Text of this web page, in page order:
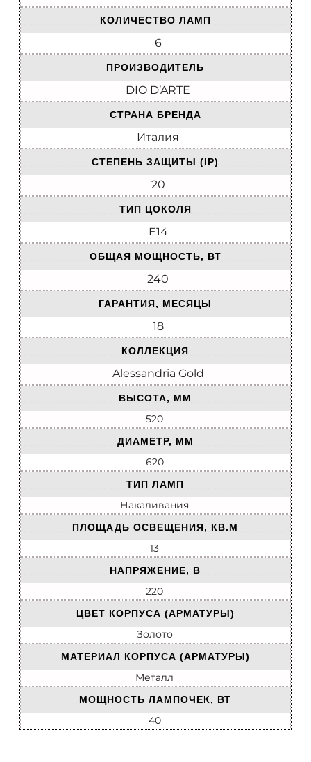
КОЛИЧЕСТВО ЛАМП
6
ПРОИЗВОДИТЕЛЬ
DIO D’ARTE
СТРАНА БРЕНДА
Италия
СТЕПЕНЬ ЗАЩИТЫ (IP)
20
ТИП ЦОКОЛЯ
E14
ОБЩАЯ МОЩНОСТЬ, ВТ
240
ГАРАНТИЯ, МЕСЯЦЫ
18
КОЛЛЕКЦИЯ
Alessandria Gold
ВЫСОТА, ММ
520
ДИАМЕТР, ММ
620
ТИП ЛАМП
Накаливания
ПЛОЩАДЬ ОСВЕЩЕНИЯ, КВ.М
13
НАПРЯЖЕНИЕ, В
220
ЦВЕТ КОРПУСА (АРМАТУРЫ)
Золото
МАТЕРИАЛ КОРПУСА (АРМАТУРЫ)
Металл
МОЩНОСТЬ ЛАМПОЧЕК, ВТ
40